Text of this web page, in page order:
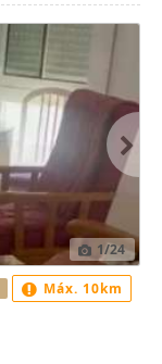
1/24
Máx. 10km